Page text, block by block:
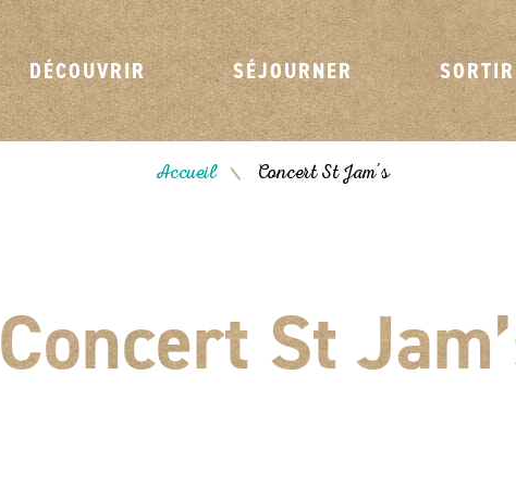
DÉCOUVRIR SÉJOURNER SORTIR
Accueil / Concert St Jam’s
Concert St